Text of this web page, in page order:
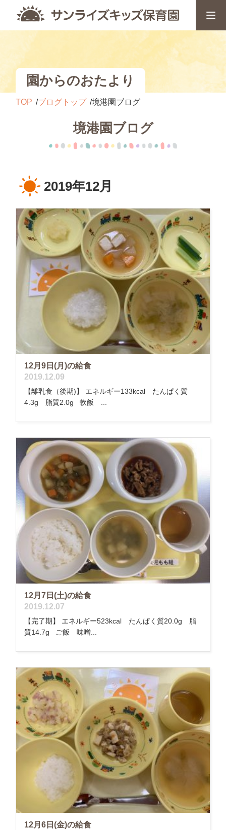
園からのおたより
TOP ブログトップ 境港園ブログ
境港園ブログ
2019年12月
12月9日(月)の給食
2019.12.09
【離乳食（後期)】 エネルギー133kcal たんぱく質
4.3g 脂質2.0g 軟飯 ...
12月7日(土)の給食
2019.12.07
【完了期】 エネルギー523kcal たんぱく質20.0g 脂
質14.7g ご飯 味噌...
12月6日(金)の給食